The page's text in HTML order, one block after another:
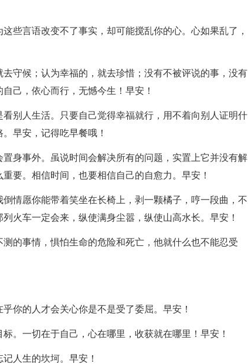
些言语改变不了事实，却可能搅乱你的心。心如果乱了，
守候；认为幸福的，就去珍惜；没有不被评说的事，没有
己，依心而行，无憾今生！早安！
别人生活。只要自己觉得幸福就行，用不着向别人证明什
早安，记得吃早餐哦！
身事外。虽说时间会解决所有的问题，实置上它并没有解
要。相信时间，也要相信自己的自愈力。早安！
情愿你能带着笑坐在长椅上，剥一颗橘子，哼一段曲，不
火车一定会来，纵使满身尘嚣，纵使山高水长。早安！
的事情，惧怕生命的危险和死亡，他就什么也不能忍受
你的人才会关心你是不是受了委屈。早安！
。一切在于自己，心在哪里，收获就在哪里！早安！
人生的坎坷。早安！